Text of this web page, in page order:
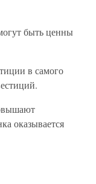
быть ценны
в самого
оказывается